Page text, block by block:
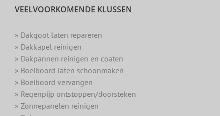
VEELVOORKOMENDE KLUSSEN
» Dakgoot laten repareren
» Dakkapel reinigen
» Dakpannen reinigen en coaten
» Boeiboord laten schoonmaken
» Boeiboord vervangen
» Regenpijp ontstoppen/doorsteken
» Zonnepanelen reinigen